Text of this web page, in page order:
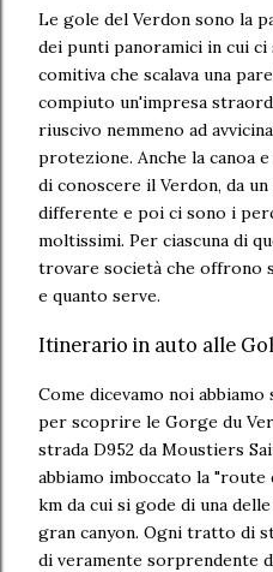
Le gole del Verdon sono la
dei punti panoramici in cui
comitiva che scalava una
compiuto un'impresa
riuscivo nemmeno ad
protezione. Anche la canoa
di conoscere il Verdon, da
differente e poi ci sono i
moltissimi. Per ciascuna di
trovare società che offrono
e quanto serve.
Itinerario in auto alle
Come dicevamo noi
per scoprire le Gorge du
strada D952 da Moustiers
abbiamo imboccato la "route
km da cui si gode di una
gran canyon. Ogni tratto di
di veramente sorprendente